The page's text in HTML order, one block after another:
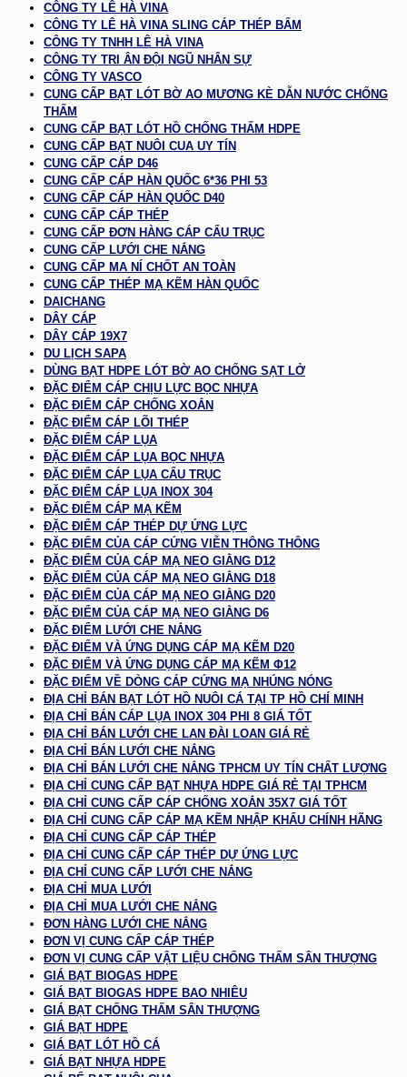
CÔNG TY LÊ HÀ VINA
CÔNG TY LÊ HÀ VINA SLING CÁP THÉP BẤM
CÔNG TY TNHH LÊ HÀ VINA
CÔNG TY TRI ÂN ĐỘI NGŨ NHÂN SỰ
CÔNG TY VASCO
CUNG CẤP BẠT LÓT BỜ AO MƯƠNG KÈ DẪN NƯỚC CHỐNG
THẤM
CUNG CẤP BẠT LÓT HỒ CHỐNG THẤM HDPE
CUNG CẤP BẠT NUÔI CUA UY TÍN
CUNG CẤP CÁP D46
CUNG CẤP CÁP HÀN QUỐC 6*36 PHI 53
CUNG CẤP CÁP HÀN QUỐC D40
CUNG CẤP CÁP THÉP
CUNG CẤP ĐƠN HÀNG CÁP CẨU TRỤC
CUNG CẤP LƯỚI CHE NẮNG
CUNG CẤP MA NÍ CHỐT AN TOÀN
CUNG CẤP THÉP MẠ KẼM HÀN QUỐC
DAICHANG
DÂY CÁP
DÂY CÁP 19X7
DU LỊCH SAPA
DÙNG BẠT HDPE LÓT BỜ AO CHỐNG SẠT LỞ
ĐẶC ĐIỂM CÁP CHỊU LỰC BỌC NHỰA
ĐẶC ĐIỂM CÁP CHỐNG XOẮN
ĐẶC ĐIỂM CÁP LÕI THÉP
ĐẶC ĐIỂM CÁP LỤA
ĐẶC ĐIỂM CÁP LỤA BỌC NHỰA
ĐẶC ĐIỂM CÁP LỤA CẨU TRỤC
ĐẶC ĐIỂM CÁP LỤA INOX 304
ĐẶC ĐIỂM CÁP MẠ KẼM
ĐẶC ĐIỂM CÁP THÉP DỰ ỨNG LỰC
ĐẶC ĐIỂM CỦA CÁP CỨNG VIỄN THÔNG THÔNG
ĐẶC ĐIỂM CỦA CÁP MẠ NEO GIẰNG D12
ĐẶC ĐIỂM CỦA CÁP MẠ NEO GIẰNG D18
ĐẶC ĐIỂM CỦA CÁP MẠ NEO GIẰNG D20
ĐẶC ĐIỂM CỦA CÁP MẠ NEO GIẰNG D6
ĐẶC ĐIỂM LƯỚI CHE NẮNG
ĐẶC ĐIỂM VÀ ỨNG DỤNG CÁP MẠ KẼM D20
ĐẶC ĐIỂM VÀ ỨNG DỤNG CÁP MẠ KẼM Φ12
ĐẶC ĐIỂM VỀ DÒNG CÁP CỨNG MẠ NHÚNG NÓNG
ĐỊA CHỈ BÁN BẠT LÓT HỒ NUÔI CÁ TẠI TP HỒ CHÍ MINH
ĐỊA CHỈ BÁN CÁP LỤA INOX 304 PHI 8 GIÁ TỐT
ĐỊA CHỈ BÁN LƯỚI CHE LAN ĐÀI LOAN GIÁ RẺ
ĐỊA CHỈ BÁN LƯỚI CHE NẮNG
ĐỊA CHỈ BÁN LƯỚI CHE NẮNG TPHCM UY TÍN CHẤT LƯỢNG
ĐỊA CHỈ CUNG CẤP BẠT NHỰA HDPE GIÁ RẺ TẠI TPHCM
ĐỊA CHỈ CUNG CẤP CÁP CHỐNG XOẮN 35X7 GIÁ TỐT
ĐỊA CHỈ CUNG CẤP CÁP MẠ KẼM NHẬP KHẨU CHÍNH HÃNG
ĐỊA CHỈ CUNG CẤP CÁP THÉP
ĐỊA CHỈ CUNG CẤP CÁP THÉP DỰ ỨNG LỰC
ĐỊA CHỈ CUNG CẤP LƯỚI CHE NẮNG
ĐỊA CHỈ MUA LƯỚI
ĐỊA CHỈ MUA LƯỚI CHE NẮNG
ĐƠN HÀNG LƯỚI CHE NẮNG
ĐƠN VỊ CUNG CẤP CÁP THÉP
ĐƠN VỊ CUNG CẤP VẬT LIỆU CHỐNG THẤM SÂN THƯỢNG
GIÁ BẠT BIOGAS HDPE
GIÁ BẠT BIOGAS HDPE BAO NHIÊU
GIÁ BẠT CHỐNG THẤM SÂN THƯỢNG
GIÁ BẠT HDPE
GIÁ BẠT LÓT HỒ CÁ
GIÁ BẠT NHỰA HDPE